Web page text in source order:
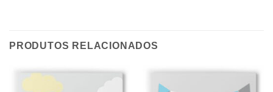
PRODUTOS RELACIONADOS